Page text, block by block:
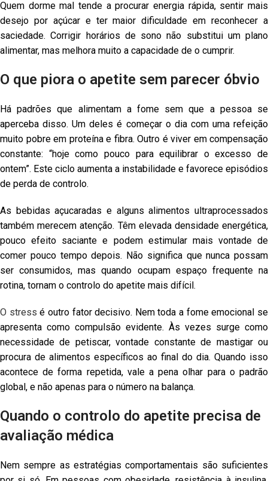
Quem dorme mal tende a procurar energia rápida, sentir mais
desejo por açúcar e ter maior dificuldade em reconhecer a
saciedade. Corrigir horários de sono não substitui um plano
alimentar, mas melhora muito a capacidade de o cumprir.
O que piora o apetite sem parecer óbvio
Há padrões que alimentam a fome sem que a pessoa se
aperceba disso. Um deles é começar o dia com uma refeição
muito pobre em proteína e fibra. Outro é viver em compensação
constante: “hoje como pouco para equilibrar o excesso de
ontem”. Este ciclo aumenta a instabilidade e favorece episódios
de perda de controlo.
As bebidas açucaradas e alguns alimentos ultraprocessados
também merecem atenção. Têm elevada densidade energética,
pouco efeito saciante e podem estimular mais vontade de
comer pouco tempo depois. Não significa que nunca possam
ser consumidos, mas quando ocupam espaço frequente na
rotina, tornam o controlo do apetite mais difícil.
O stress é outro fator decisivo. Nem toda a fome emocional se
apresenta como compulsão evidente. Às vezes surge como
necessidade de petiscar, vontade constante de mastigar ou
procura de alimentos específicos ao final do dia. Quando isso
acontece de forma repetida, vale a pena olhar para o padrão
global, e não apenas para o número na balança.
Quando o controlo do apetite precisa de
avaliação médica
Nem sempre as estratégias comportamentais são suficientes